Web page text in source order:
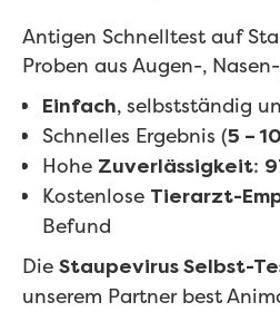
Antigen Schnelltest auf
Proben aus Augen-,
Einfach, selbstständig
Schnelles Ergebnis (5 –
Hohe Zuverlässigkeit:
Kostenlose Tierarzt-
Befund
Die Staupevirus Selbst-
unserem Partner best